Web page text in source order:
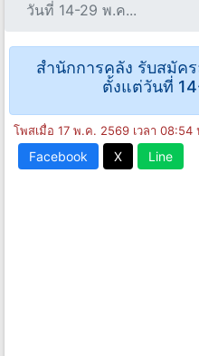
วันที่ 14-29 พ.ค...
สำนักการคลัง รับสมัค
ตั้งแต่วันที่
โพสเมื่อ 17 พ.ค. 2569 เวลา 08:54
Facebook X Line